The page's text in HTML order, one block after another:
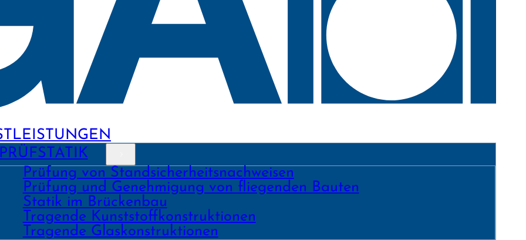
Prüfung von Stand­sicher­heits­nach­weisen
Prüfung und Geneh­migung von fliegenden Bauten
Statik im Brückenbau
Tragende Kunst­stoff­konstruk­tionen
Tragende Glas­konstruk­tionen